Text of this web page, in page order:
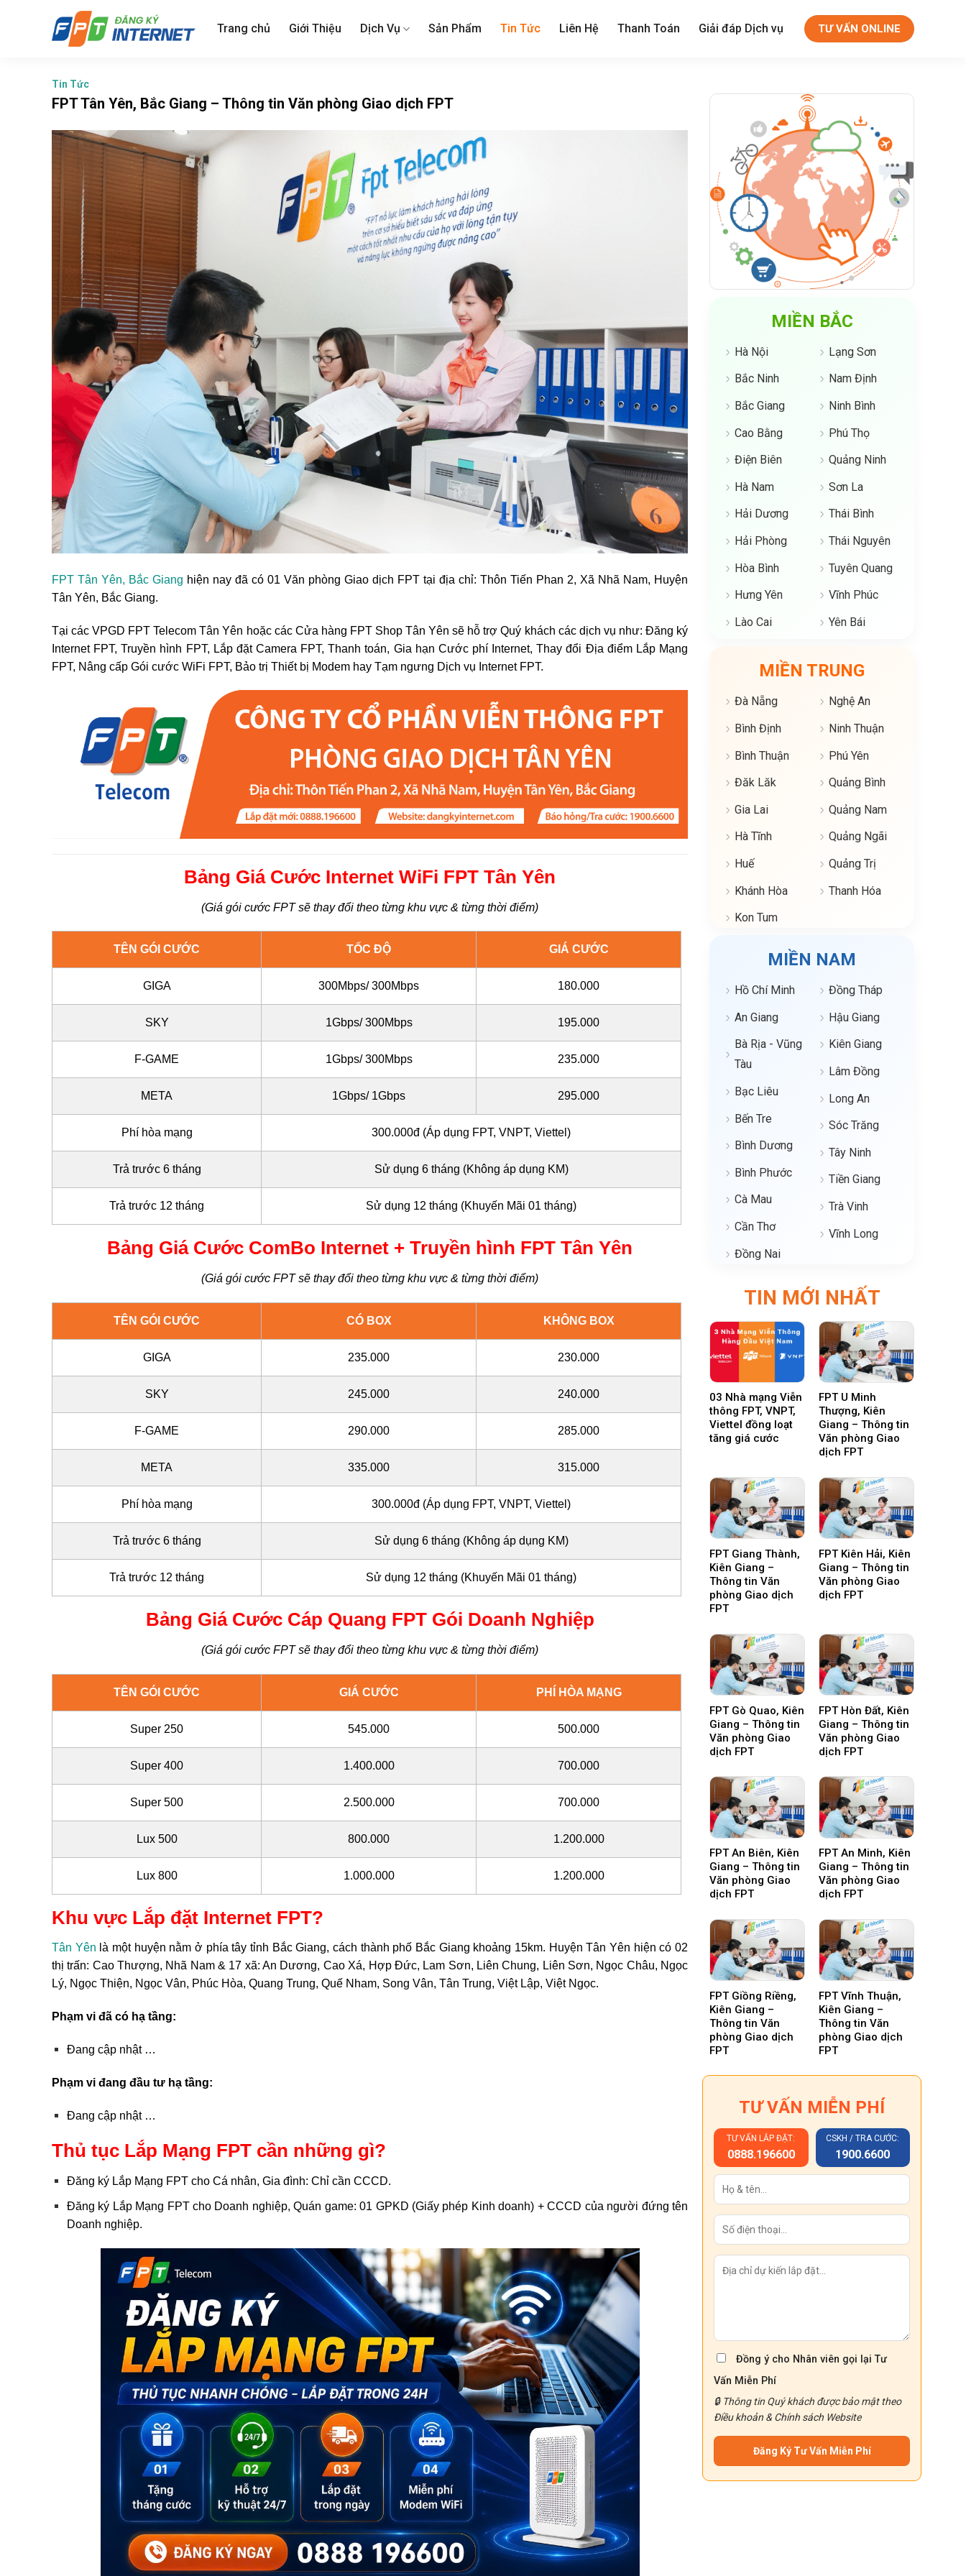
Trang chủ Giới Thiệu Dịch Vụ Sản Phẩm Tin Tức Liên Hệ Thanh Toán Giải đáp Dịch vụ TƯ VẤN ONLINE
Tin Tức
FPT Tân Yên, Bắc Giang – Thông tin Văn phòng Giao dịch FPT
FPT Tân Yên, Bắc Giang hiện nay đã có 01 Văn phòng Giao dịch FPT tại địa chỉ: Thôn Tiến Phan 2, Xã Nhã Nam, Huyện
Tân Yên, Bắc Giang.
Tại các VPGD FPT Telecom Tân Yên hoặc các Cửa hàng FPT Shop Tân Yên sẽ hỗ trợ Quý khách các dịch vụ như: Đăng ký
Internet FPT, Truyền hình FPT, Lắp đặt Camera FPT, Thanh toán, Gia hạn Cước phí Internet, Thay đổi Địa điểm Lắp Mạng
FPT, Nâng cấp Gói cước WiFi FPT, Bảo trị Thiết bị Modem hay Tạm ngưng Dịch vụ Internet FPT.
Bảng Giá Cước Internet WiFi FPT Tân Yên
(Giá gói cước FPT sẽ thay đổi theo từng khu vực & từng thời điểm)
TÊN GÓI CƯỚC TỐC ĐỘ GIÁ CƯỚC
GIGA 300Mbps/ 300Mbps 180.000
SKY 1Gbps/ 300Mbps 195.000
F-GAME 1Gbps/ 300Mbps 235.000
META 1Gbps/ 1Gbps 295.000
Phí hòa mạng 300.000đ (Áp dụng FPT, VNPT, Viettel)
Trả trước 6 tháng Sử dụng 6 tháng (Không áp dụng KM)
Trả trước 12 tháng Sử dụng 12 tháng (Khuyến Mãi 01 tháng)
Bảng Giá Cước ComBo Internet + Truyền hình FPT Tân Yên
(Giá gói cước FPT sẽ thay đổi theo từng khu vực & từng thời điểm)
TÊN GÓI CƯỚC CÓ BOX KHÔNG BOX
GIGA 235.000 230.000
SKY 245.000 240.000
F-GAME 290.000 285.000
META 335.000 315.000
Phí hòa mạng 300.000đ (Áp dụng FPT, VNPT, Viettel)
Trả trước 6 tháng Sử dụng 6 tháng (Không áp dụng KM)
Trả trước 12 tháng Sử dụng 12 tháng (Khuyến Mãi 01 tháng)
Bảng Giá Cước Cáp Quang FPT Gói Doanh Nghiệp
(Giá gói cước FPT sẽ thay đổi theo từng khu vực & từng thời điểm)
TÊN GÓI CƯỚC GIÁ CƯỚC PHÍ HÒA MẠNG
Super 250 545.000 500.000
Super 400 1.400.000 700.000
Super 500 2.500.000 700.000
Lux 500 800.000 1.200.000
Lux 800 1.000.000 1.200.000
Khu vực Lắp đặt Internet FPT?
Tân Yên là một huyện nằm ở phía tây tỉnh Bắc Giang, cách thành phố Bắc Giang khoảng 15km. Huyện Tân Yên hiện có 02
thị trấn: Cao Thượng, Nhã Nam & 17 xã: An Dương, Cao Xá, Hợp Đức, Lam Sơn, Liên Chung, Liên Sơn, Ngọc Châu, Ngọc
Lý, Ngọc Thiện, Ngọc Vân, Phúc Hòa, Quang Trung, Quế Nham, Song Vân, Tân Trung, Việt Lập, Việt Ngọc.
Phạm vi đã có hạ tầng:
Đang cập nhật …
Phạm vi đang đầu tư hạ tầng:
Đang cập nhật …
Thủ tục Lắp Mạng FPT cần những gì?
Đăng ký Lắp Mạng FPT cho Cá nhân, Gia đình: Chỉ cần CCCD.
Đăng ký Lắp Mạng FPT cho Doanh nghiệp, Quán game: 01 GPKD (Giấy phép Kinh doanh) + CCCD của người đứng tên
Doanh nghiệp.
MIỀN BẮC
Hà Nội
Bắc Ninh
Bắc Giang
Cao Bằng
Điện Biên
Hà Nam
Hải Dương
Hải Phòng
Hòa Bình
Hưng Yên
Lào Cai
Lạng Sơn
Nam Định
Ninh Bình
Phú Thọ
Quảng Ninh
Sơn La
Thái Bình
Thái Nguyên
Tuyên Quang
Vĩnh Phúc
Yên Bái
MIỀN TRUNG
Đà Nẵng
Bình Định
Bình Thuận
Đăk Lăk
Gia Lai
Hà Tĩnh
Huế
Khánh Hòa
Kon Tum
Nghệ An
Ninh Thuận
Phú Yên
Quảng Bình
Quảng Nam
Quảng Ngãi
Quảng Trị
Thanh Hóa
MIỀN NAM
Hồ Chí Minh
An Giang
Bà Rịa - Vũng
Tàu
Bạc Liêu
Bến Tre
Bình Dương
Bình Phước
Cà Mau
Cần Thơ
Đồng Nai
Đồng Tháp
Hậu Giang
Kiên Giang
Lâm Đồng
Long An
Sóc Trăng
Tây Ninh
Tiền Giang
Trà Vinh
Vĩnh Long
TIN MỚI NHẤT
03 Nhà mạng Viễn
thông FPT, VNPT,
Viettel đồng loạt
tăng giá cước
FPT U Minh
Thượng, Kiên
Giang – Thông tin
Văn phòng Giao
dịch FPT
FPT Giang Thành,
Kiên Giang –
Thông tin Văn
phòng Giao dịch
FPT
FPT Kiên Hải, Kiên
Giang – Thông tin
Văn phòng Giao
dịch FPT
FPT Gò Quao, Kiên
Giang – Thông tin
Văn phòng Giao
dịch FPT
FPT Hòn Đất, Kiên
Giang – Thông tin
Văn phòng Giao
dịch FPT
FPT An Biên, Kiên
Giang – Thông tin
Văn phòng Giao
dịch FPT
FPT An Minh, Kiên
Giang – Thông tin
Văn phòng Giao
dịch FPT
FPT Giồng Riềng,
Kiên Giang –
Thông tin Văn
phòng Giao dịch
FPT
FPT Vĩnh Thuận,
Kiên Giang –
Thông tin Văn
phòng Giao dịch
FPT
TƯ VẤN MIỄN PHÍ
TƯ VẤN LẮP ĐẶT:
0888.196600
CSKH / TRA CƯỚC:
1900.6600
Đồng ý cho Nhân viên gọi lại Tư
Vấn Miễn Phí
🔒 Thông tin Quý khách được bảo mật theo
Điều khoản & Chính sách Website